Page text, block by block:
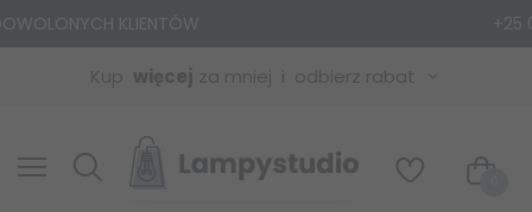
Kup więcej za mniej odbierz rabat